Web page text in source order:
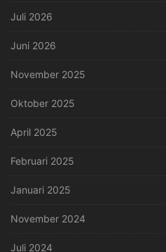
Juli 2026
Juni 2026
November 2025
Oktober 2025
April 2025
Februari 2025
Januari 2025
November 2024
Juli 2024